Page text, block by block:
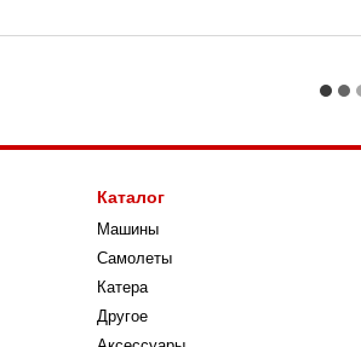
Каталог
Машины
Самолеты
Катера
Другое